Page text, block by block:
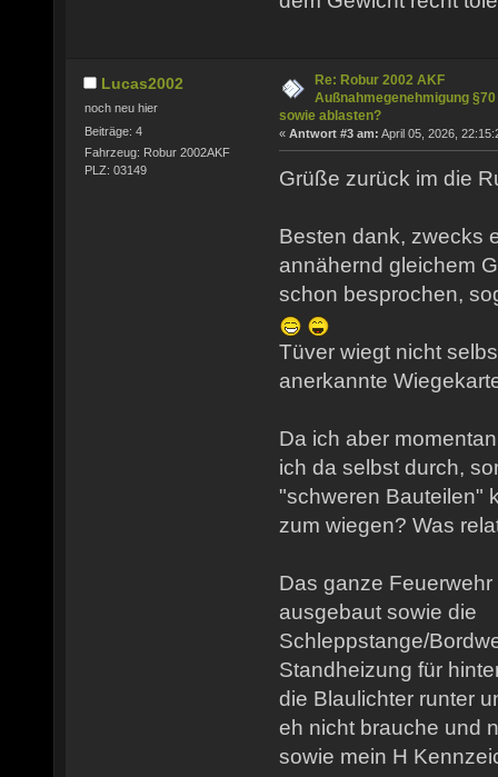
Lucas2002
noch neu hier
Beiträge: 4
Fahrzeug: Robur 2002AKF
PLZ: 03149
Re: Robur 2002 AKF
Außnahmegenehmigung §70
sowie ablasten?
« Antwort #3 am: April 05, 2026,
Grüße zurück im die
Besten dank, zwecks
annähernd gleichem
schon besprochen,
Tüver wiegt nicht
anerkannte
Da ich aber
ich da selbst durch,
"schweren Bauteilen"
zum wiegen? Was
Das ganze
ausgebaut sowie die
Schleppstange/
Standheizung für
die Blaulichter runter
eh nicht brauche und
sowie mein H